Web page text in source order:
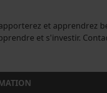
et apprendrez
et s'investir.